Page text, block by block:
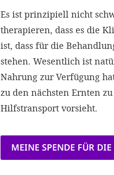
Es ist prinzipiell nicht
therapieren, dass es die
ist, dass für die
stehen. Wesentlich ist
Nahrung zur Verfügung
zu den nächsten Ernten
Hilfstransport vorsieht.
MEINE SPENDE FÜR